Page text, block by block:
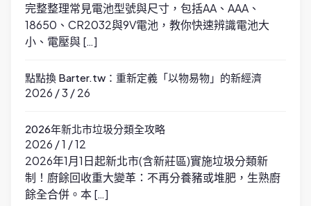
完整整理常見電池型號與尺寸，包括AA、AAA、
18650、CR2032與9V電池，教你快速辨識電池大
小、電壓與 […]
點點換 Barter.tw：重新定義「以物易物」的新經濟
2026 / 3 / 26
2026年新北市垃圾分類全攻略
2026 / 1 / 12
2026年1月1日起新北市(含新莊區)實施垃圾分類新
制！廚餘回收重大變革：不再分養豬或堆肥，生熟廚
餘全合併。本 […]